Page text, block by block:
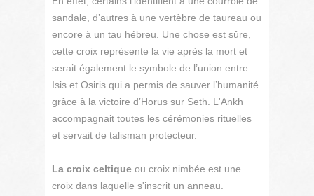
sandale, d’autres à une vertèbre de taureau ou
encore à un tau hébreu. Une chose est sûre,
cette croix représente la vie après la mort et
serait également le symbole de l’union entre
Isis et Osiris qui a permis de sauver l’humanité
grâce à la victoire d’Horus sur Seth. L'Ankh
accompagnait toutes les cérémonies rituelles
et servait de talisman protecteur.
La croix celtique ou croix nimbée est une
croix dans laquelle s'inscrit un anneau.